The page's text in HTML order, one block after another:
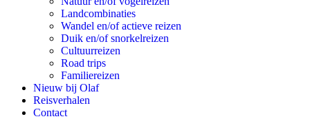
Landcombinaties
Wandel en/of actieve reizen
Duik en/of snorkelreizen
Cultuurreizen
Road trips
Familiereizen
Nieuw bij Olaf
Reisverhalen
Contact